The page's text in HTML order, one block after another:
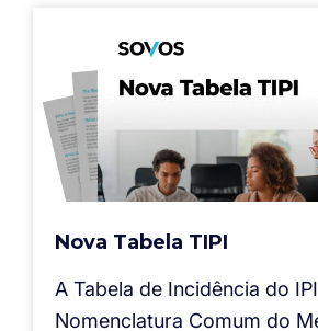
Nova Tabela TIPI
A Tabela de Incidência do
Nomenclatura Comum do